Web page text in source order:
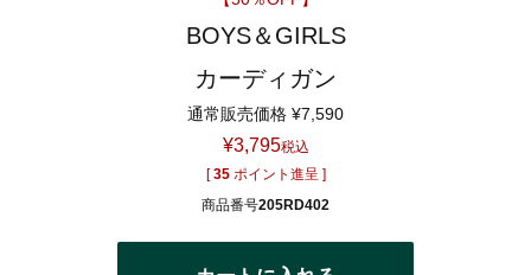
BOYS＆GIRLS
カーディガン
通常販売価格 ¥7,590
¥3,795税込
[ 35 ポイント進呈 ]
商品番号205RD402